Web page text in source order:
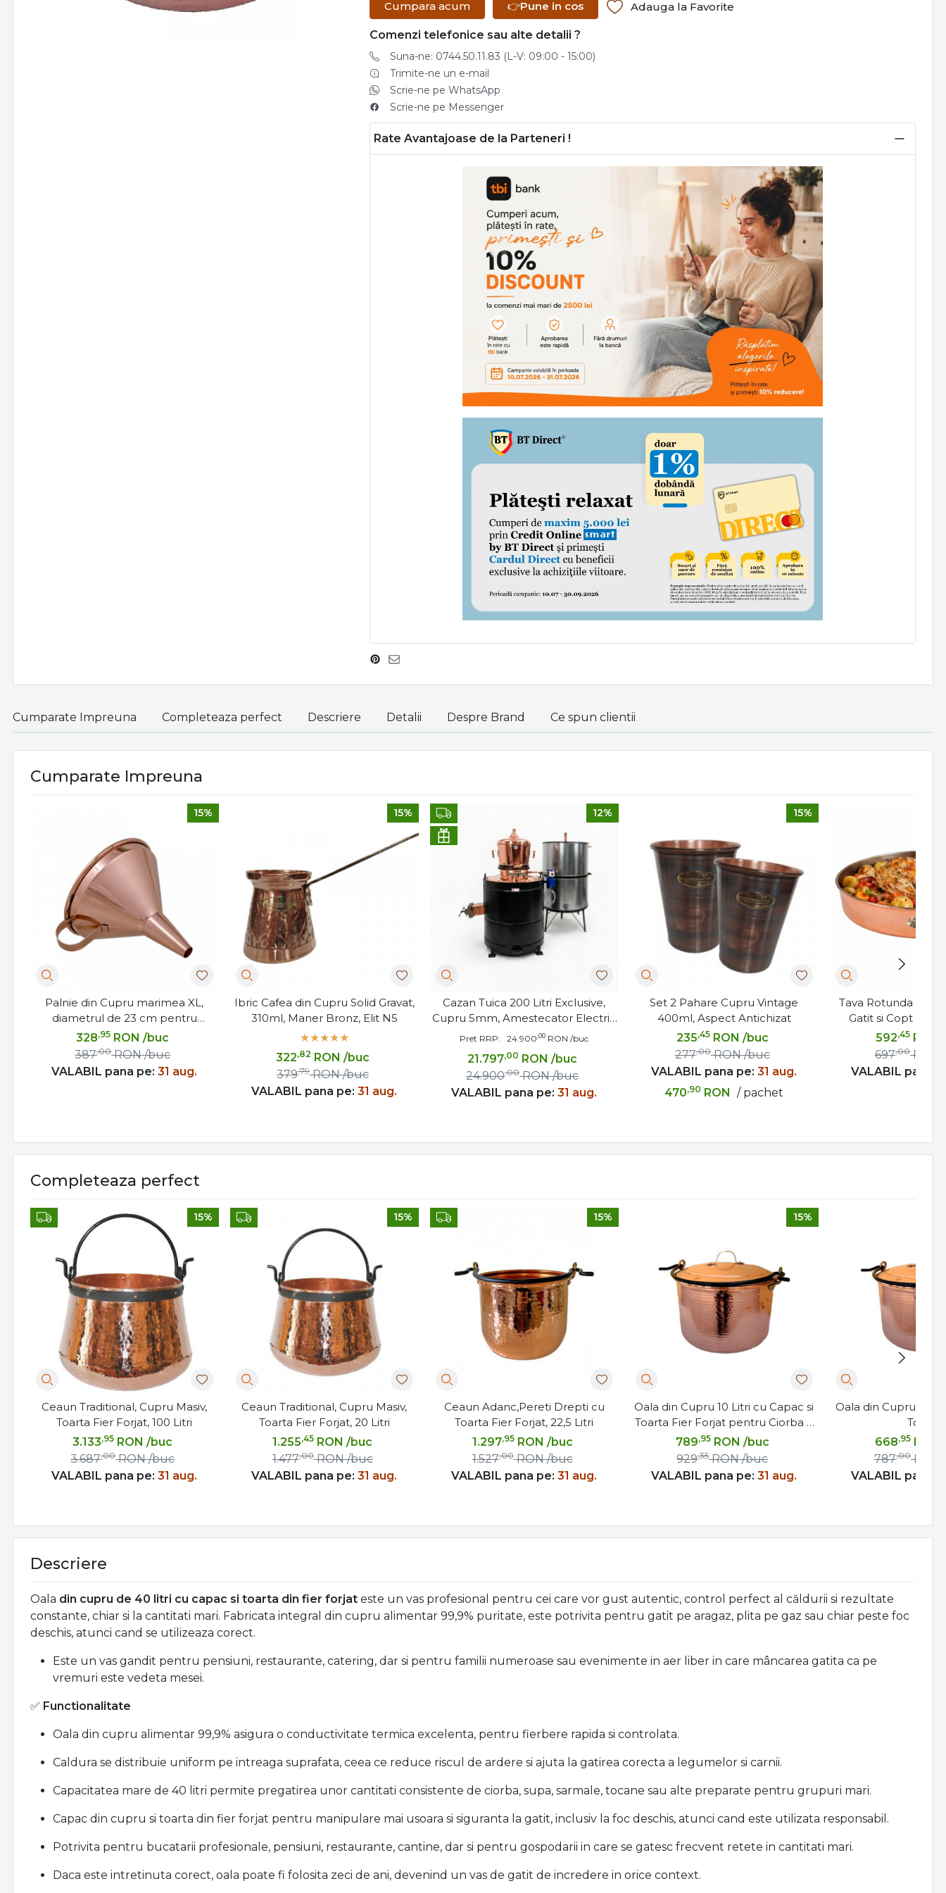
Cumpara acum 👉Pune in cos Adauga la Favorite
Comenzi telefonice sau alte detalii ?
Suna-ne: 0744.50.11.83 (L-V: 09:00 - 15:00)
Trimite-ne un e-mail
Scrie-ne pe WhatsApp
Scrie-ne pe Messenger
Rate Avantajoase de la Parteneri !
Cumparate Impreuna Completeaza perfect Descriere Detalii Despre Brand Ce spun clientii
Cumparate Impreuna
15%
Palnie din Cupru marimea XL,
diametrul de 23 cm pentru
Distilate Premium
328,95 RON /buc
387,00 RON /buc
VALABIL pana pe: 31 aug.
15%
Ibric Cafea din Cupru Solid Gravat,
310ml, Maner Bronz, Elit N5
322,82 RON /buc
379,79 RON /buc
VALABIL pana pe: 31 aug.
12%
Cazan Tuica 200 Litri Exclusive,
Cupru 5mm, Amestecator Electric
Motoreductor
Pret RRP: 24.900,00 RON /buc
21.797,00 RON /buc
24.900,00 RON /buc
VALABIL pana pe: 31 aug.
15%
Set 2 Pahare Cupru Vintage
400ml, Aspect Antichizat
235,45 RON /buc
277,00 RON /buc
VALABIL pana pe: 31 aug.
470,90 RON / pachet
Tava Rotunda din
Gatit si Copt la
592,45 RON
697,00 RON
VALABIL pana
Completeaza perfect
15%
Ceaun Traditional, Cupru Masiv,
Toarta Fier Forjat, 100 Litri
3.133,95 RON /buc
3.687,00 RON /buc
VALABIL pana pe: 31 aug.
15%
Ceaun Traditional, Cupru Masiv,
Toarta Fier Forjat, 20 Litri
1.255,45 RON /buc
1.477,00 RON /buc
VALABIL pana pe: 31 aug.
15%
Ceaun Adanc,Pereti Drepti cu
Toarta Fier Forjat, 22,5 Litri
1.297,95 RON /buc
1.527,00 RON /buc
VALABIL pana pe: 31 aug.
15%
Oala din Cupru 10 Litri cu Capac si
Toarta Fier Forjat pentru Ciorba si
Tocane
789,95 RON /buc
929,35 RON /buc
VALABIL pana pe: 31 aug.
Oala din Cupru 8
Toarta
668,95 RON
787,00 RON
VALABIL pana
Descriere
Oala din cupru de 40 litri cu capac si toarta din fier forjat este un vas profesional pentru cei care vor gust autentic, control perfect al căldurii si rezultate
constante, chiar si la cantitati mari. Fabricata integral din cupru alimentar 99,9% puritate, este potrivita pentru gatit pe aragaz, plita pe gaz sau chiar peste foc
deschis, atunci cand se utilizeaza corect.
Este un vas gandit pentru pensiuni, restaurante, catering, dar si pentru familii numeroase sau evenimente in aer liber in care mâncarea gatita ca pe
vremuri este vedeta mesei.
✅ Functionalitate
Oala din cupru alimentar 99,9% asigura o conductivitate termica excelenta, pentru fierbere rapida si controlata.
Caldura se distribuie uniform pe intreaga suprafata, ceea ce reduce riscul de ardere si ajuta la gatirea corecta a legumelor si carnii.
Capacitatea mare de 40 litri permite pregatirea unor cantitati consistente de ciorba, supa, sarmale, tocane sau alte preparate pentru grupuri mari.
Capac din cupru si toarta din fier forjat pentru manipulare mai usoara si siguranta la gatit, inclusiv la foc deschis, atunci cand este utilizata responsabil.
Potrivita pentru bucatarii profesionale, pensiuni, restaurante, cantine, dar si pentru gospodarii in care se gatesc frecvent retete in cantitati mari.
Daca este intretinuta corect, oala poate fi folosita zeci de ani, devenind un vas de gatit de incredere in orice context.